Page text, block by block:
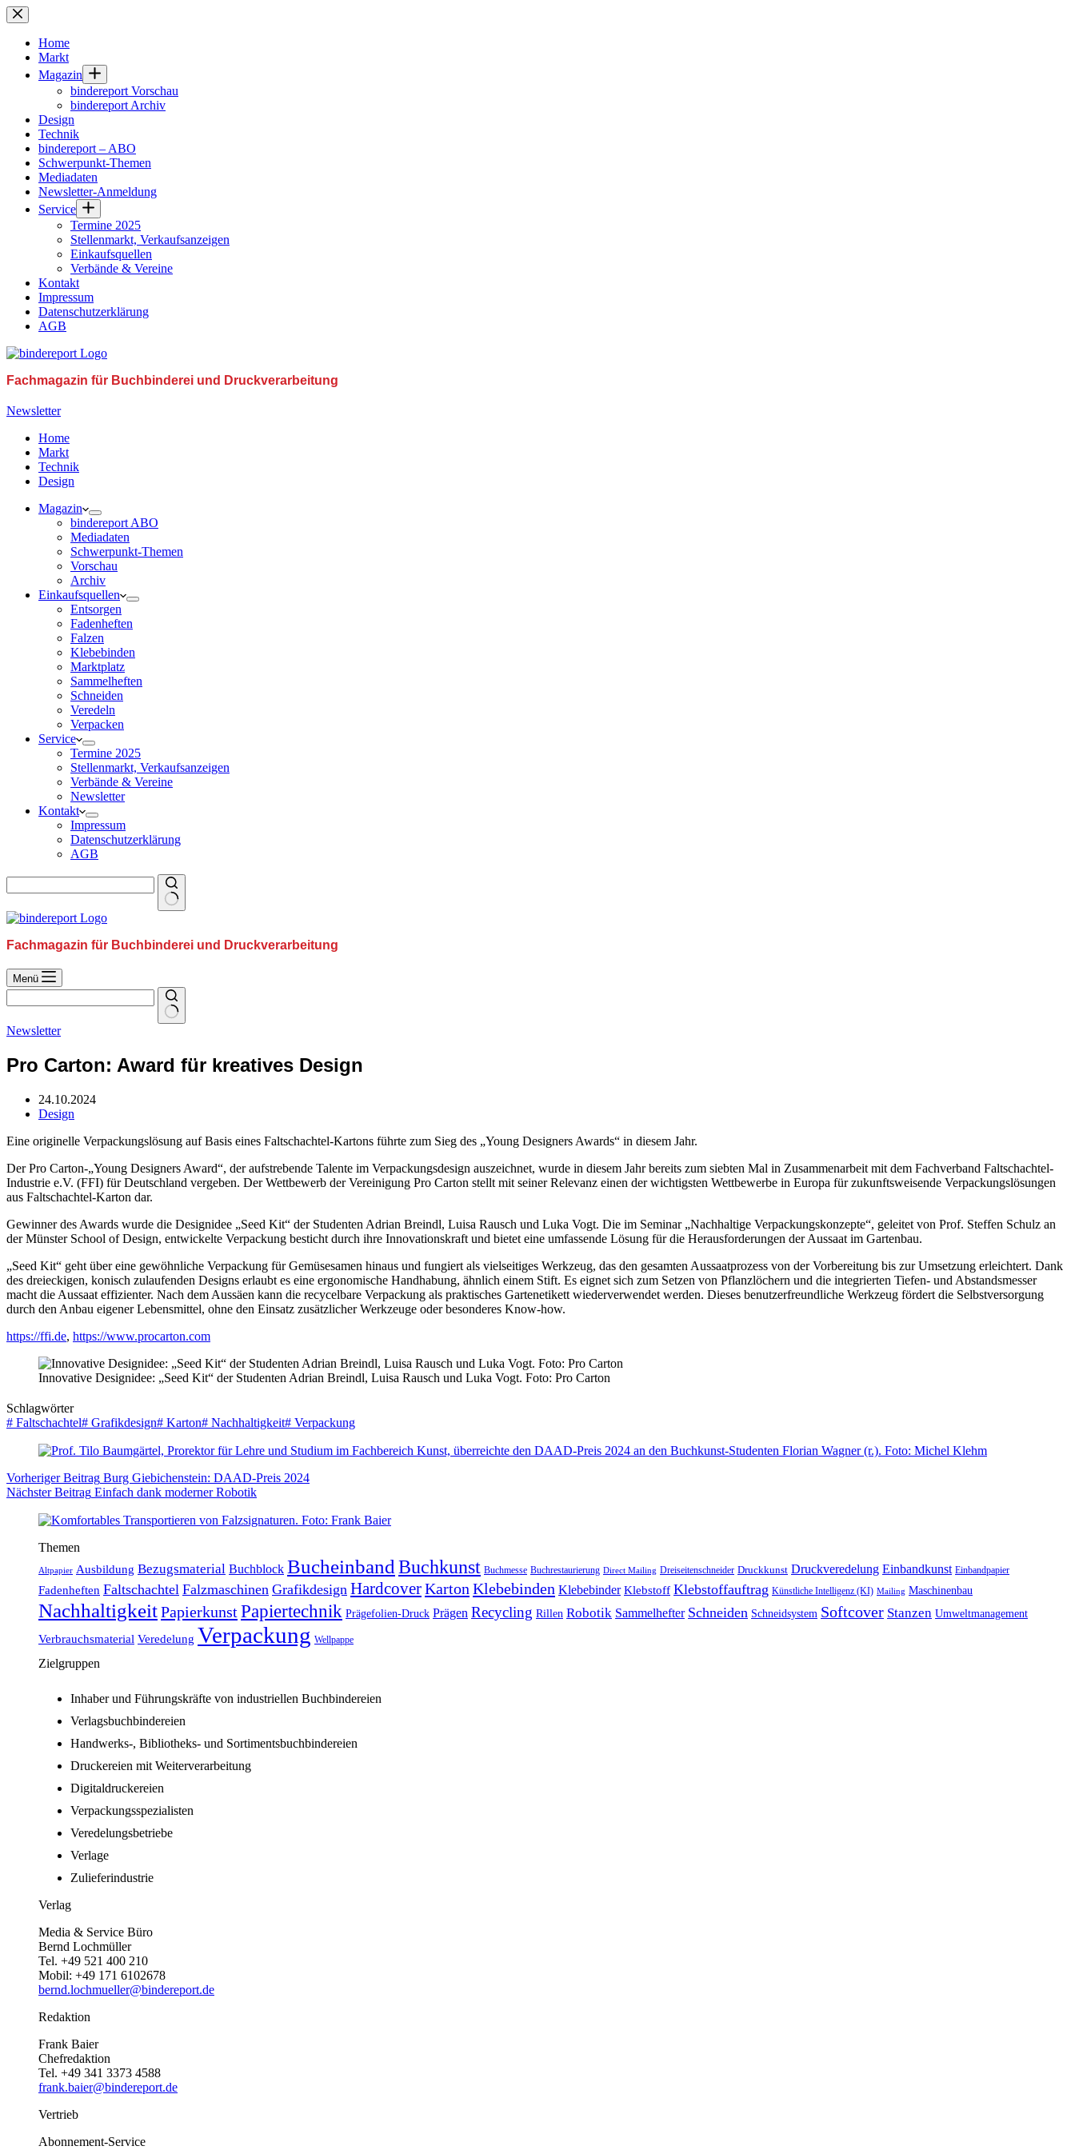
Zum
Inhalt
springenHome
Markt
Magazin
bindereport Vorschau
bindereport Archiv
Design
Technik
bindereport – ABO
Schwerpunkt-Themen
Mediadaten
Newsletter-Anmeldung
Service
Termine 2025
Stellenmarkt, Verkaufsanzeigen
Einkaufsquellen
Verbände & Vereine
Kontakt
Impressum
Datenschutzerklärung
AGB
Fachmagazin für Buchbinderei und Druckverarbeitung
Newsletter
Home
Markt
Technik
Design
Magazin
bindereport ABO
Mediadaten
Schwerpunkt-Themen
Vorschau
Archiv
Einkaufsquellen
Entsorgen
Fadenheften
Falzen
Klebebinden
Marktplatz
Sammelheften
Schneiden
Veredeln
Verpacken
Service
Termine 2025
Stellenmarkt, Verkaufsanzeigen
Verbände & Vereine
Newsletter
Kontakt
Impressum
Datenschutzerklärung
AGB
Fachmagazin für Buchbinderei und Druckverarbeitung
Menü
Newsletter
Pro Carton: Award für kreatives Design
24.10.2024
Design
Eine originelle Verpackungslösung auf Basis eines Faltschachtel-Kartons führte zum Sieg des „Young Designers Awards“ in diesem Jahr.
Der Pro Carton-„Young Designers Award“, der aufstrebende Talente im Verpackungsdesign auszeichnet, wurde in diesem Jahr bereits zum siebten Mal in Zusammenarbeit mit dem Fachverband Faltschachtel-
Industrie e.V. (FFI) für Deutschland vergeben. Der Wettbewerb der Vereinigung Pro Carton stellt mit seiner Relevanz einen der wichtigsten Wettbewerbe in Europa für zukunftsweisende Verpackungslösungen
aus Faltschachtel-Karton dar.
Gewinner des Awards wurde die Designidee „Seed Kit“ der Studenten Adrian Breindl, Luisa Rausch und Luka Vogt. Die im Seminar „Nachhaltige Verpackungskonzepte“, geleitet von Prof. Steffen Schulz an
der Münster School of Design, entwickelte Verpackung besticht durch ihre Innovationskraft und bietet eine umfassende Lösung für die Herausforderungen der Aussaat im Gartenbau.
„Seed Kit“ geht über eine gewöhnliche Verpackung für Gemüsesamen hinaus und fungiert als vielseitiges Werkzeug, das den gesamten Aussaatprozess von der Vorbereitung bis zur Umsetzung erleichtert. Dank
des dreieckigen, konisch zulaufenden Designs erlaubt es eine ergonomische Handhabung, ähnlich einem Stift. Es eignet sich zum Setzen von Pflanzlöchern und die integrierten Tiefen- und Abstandsmesser
macht die Aussaat effizienter. Nach dem Aussäen kann die recycelbare Verpackung als praktisches Gartenetikett wiederverwendet werden. Dieses benutzerfreundliche Werkzeug fördert die Selbstversorgung
durch den Anbau eigener Lebensmittel, ohne den Einsatz zusätzlicher Werkzeuge oder besonderes Know-how.
https://ffi.de, https://www.procarton.com
Innovative Designidee: „Seed Kit“ der Studenten Adrian Breindl, Luisa Rausch und Luka Vogt. Foto: Pro Carton
Schlagwörter
# Faltschachtel# Grafikdesign# Karton# Nachhaltigkeit# Verpackung
VorherigerBeitrag Burg Giebichenstein: DAAD-Preis 2024
NächsterBeitrag Einfach dank moderner Robotik
Themen
Altpapier Ausbildung Bezugsmaterial Buchblock BucheinbandBuchkunst Buchmesse Buchrestaurierung Direct Mailing Dreiseitenschneider Druckkunst Druckveredelung Einbandkunst Einbandpapier
Fadenheften Faltschachtel Falzmaschinen Grafikdesign HardcoverKarton Klebebinden Klebebinder Klebstoff Klebstoffauftrag Künstliche Intelligenz (KI) Mailing Maschinenbau
NachhaltigkeitPapierkunstPapiertechnik Prägefolien-Druck Prägen Recycling Rillen Robotik Sammelhefter Schneiden Schneidsystem Softcover Stanzen Umweltmanagement
Verbrauchsmaterial Veredelung Verpackung Wellpappe
Zielgruppen
Inhaber und Führungskräfte von industriellen Buchbindereien
Verlagsbuchbindereien
Handwerks-, Bibliotheks- und Sortimentsbuchbindereien
Druckereien mit Weiterverarbeitung
Digitaldruckereien
Verpackungsspezialisten
Veredelungsbetriebe
Verlage
Zulieferindustrie
Verlag
Media & Service Büro
Bernd Lochmüller
Tel. +49 521 400 210
Mobil: +49 171 6102678
bernd.lochmueller@bindereport.de
Redaktion
Frank Baier
Chefredaktion
Tel. +49 341 3373 4588
frank.baier@bindereport.de
Vertrieb
Abonnement-Service